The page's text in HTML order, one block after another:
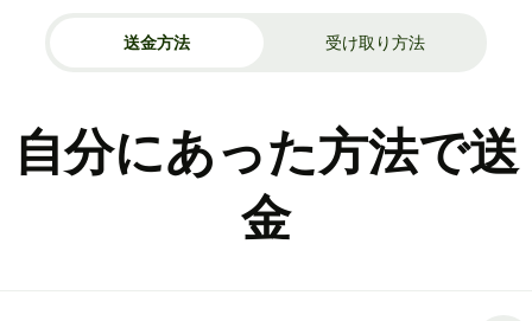
送金方法 受け取り方法
自分にあった方法で送
金